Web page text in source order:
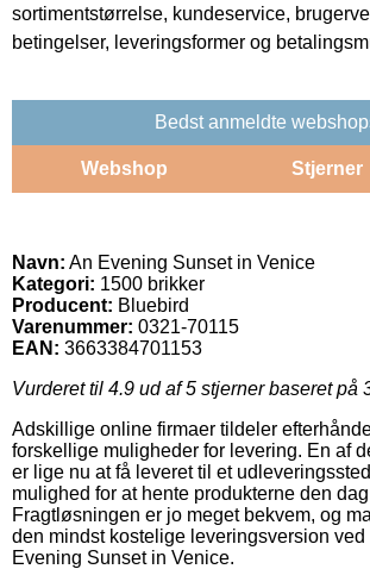
sortimentstørrelse, kundeservice,
betingelser, leveringsformer og
Bedst anmeldte
Webshop Stjerner
Navn: An Evening Sunset in Venice
Kategori: 1500 brikker
Producent: Bluebird
Varenummer: 0321-70115
EAN: 3663384701153
Vurderet til 4.9 ud af 5 stjerner baseret på
Adskillige online firmaer tildeler
forskellige muligheder for levering. En af
er lige nu at få leveret til et
mulighed for at hente produkterne den
Fragtløsningen er jo meget bekvem, og
den mindst kostelige leveringsversion ved
Evening Sunset in Venice.